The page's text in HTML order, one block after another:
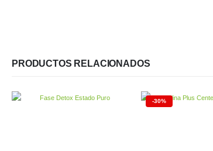
PRODUCTOS RELACIONADOS
-30%